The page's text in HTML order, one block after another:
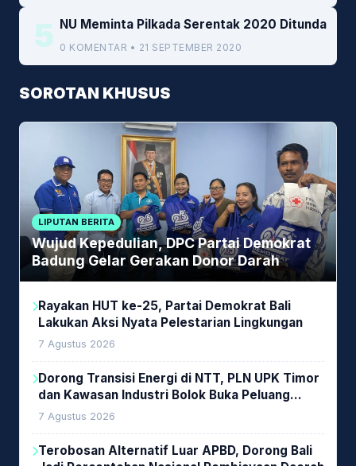
5 NU Meminta Pilkada Serentak 2020 Ditunda
0 KOMENTAR • 21 SEPTEMBER 2020
SOROTAN KHUSUS
LIPUTAN BERITA
Wujud Kepedulian, DPC Partai Demokrat
Badung Gelar Gerakan Donor Darah
Rayakan HUT ke-25, Partai Demokrat Bali
Lakukan Aksi Nyata Pelestarian Lingkungan
7 Agustus 2026
Dorong Transisi Energi di NTT, PLN UPK Timor
dan Kawasan Industri Bolok Buka Peluang
Investasi Woodchip untuk Cofiring PLTU Bolok
7 Agustus 2026
Terobosan Alternatif Luar APBD, Dorong Bali